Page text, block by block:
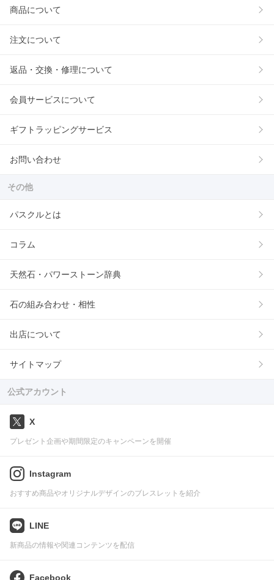
商品について
注文について
返品・交換・修理について
会員サービスについて
ギフトラッピングサービス
お問い合わせ
その他
パスクルとは
コラム
天然石・パワーストーン辞典
石の組み合わせ・相性
出店について
サイトマップ
公式アカウント
X
プレゼント企画や期間限定のキャンペーンを開催
Instagram
おすすめ商品やオリジナルデザインのブレスレットを紹介
LINE
新商品の情報や関連コンテンツを配信
Facebook